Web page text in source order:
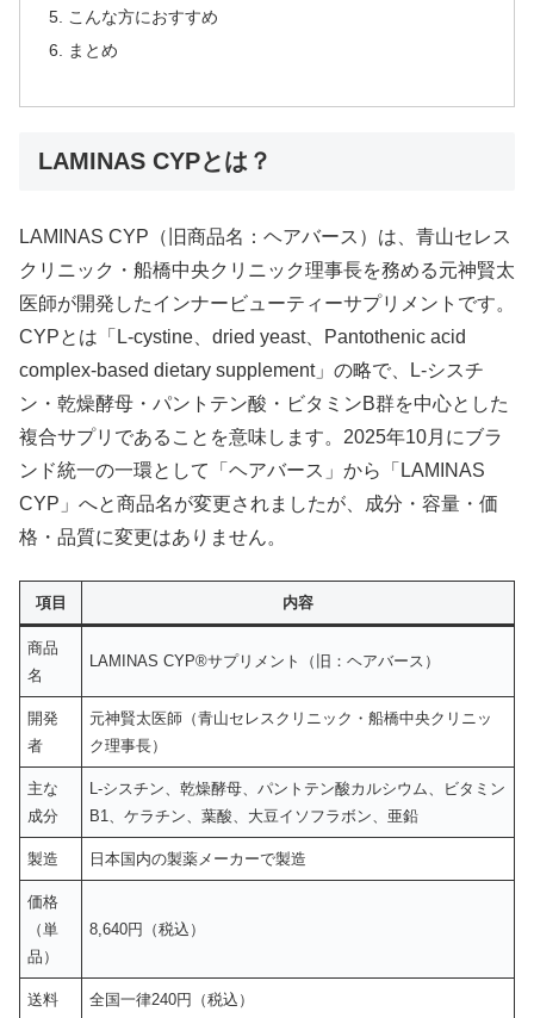
こんな方におすすめ
まとめ
LAMINAS CYPとは？
LAMINAS CYP（旧商品名：ヘアバース）は、青山セレス
クリニック・船橋中央クリニック理事長を務める元神賢太
医師が開発したインナービューティーサプリメントです。
CYPとは「L-cystine、dried yeast、Pantothenic acid
complex-based dietary supplement」の略で、L-シスチ
ン・乾燥酵母・パントテン酸・ビタミンB群を中心とした
複合サプリであることを意味します。2025年10月にブラ
ンド統一の一環として「ヘアバース」から「LAMINAS
CYP」へと商品名が変更されましたが、成分・容量・価
格・品質に変更はありません。
項目 内容
商品
名
LAMINAS CYP®サプリメント（旧：ヘアバース）
開発
者
元神賢太医師（青山セレスクリニック・船橋中央クリニッ
ク理事長）
主な
成分
L-シスチン、乾燥酵母、パントテン酸カルシウム、ビタミン
B1、ケラチン、葉酸、大豆イソフラボン、亜鉛
製造 日本国内の製薬メーカーで製造
価格
（単
品）
8,640円（税込）
送料 全国一律240円（税込）